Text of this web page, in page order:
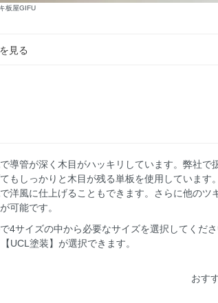
板屋GIFU
見る
導管が深く木目がハッキリしています。弊社で
もしっかりと木目が残る単板を使用しています
洋風に仕上げることもできます。さらに他のツ
可能です。
4サイズの中から必要なサイズを選択してくだ
UCL塗装】が選択できます。
おす